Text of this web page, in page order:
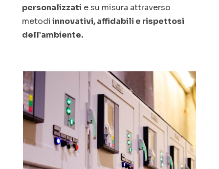
personalizzati e su misura attraverso
metodi innovativi, affidabili e rispettosi
dell’ambiente.